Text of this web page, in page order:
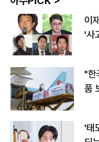
이
'사
"한
품
'태